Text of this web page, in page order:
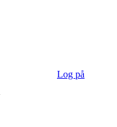
Log på